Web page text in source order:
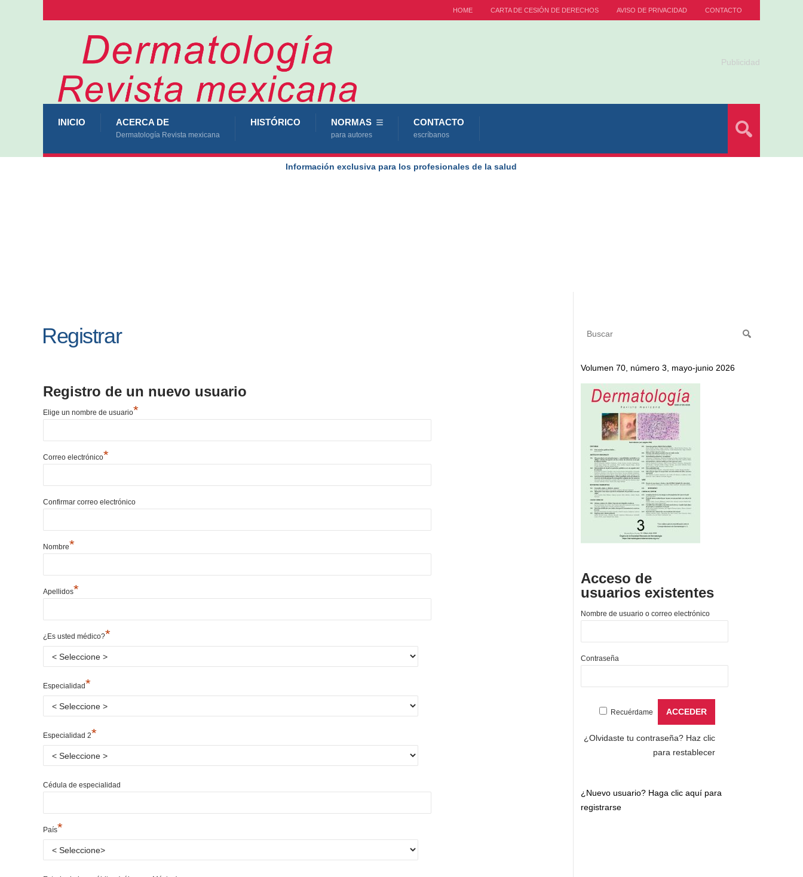
HOME CARTA DE CESIÓN DE DERECHOS AVISO DE PRIVACIDAD CONTACTO
Publicidad
INICIO ACERCA DE
Dermatología Revista mexicana
HISTÓRICO NORMAS
para autores
CONTACTO
escríbanos
Información exclusiva para los profesionales de la salud
Registrar
Registro de un nuevo usuario
Elige un nombre de usuario*
Correo electrónico*
Confirmar correo electrónico
Nombre*
Apellidos*
¿Es usted médico?*
Especialidad*
Especialidad 2*
Cédula de especialidad
País*
Volumen 70, número 3, mayo-junio 2026
Acceso de
usuarios existentes
Nombre de usuario o correo electrónico
Contraseña
Recuérdame
¿Olvidaste tu contraseña? Haz clic
para restablecer
¿Nuevo usuario? Haga clic aquí para
registrarse